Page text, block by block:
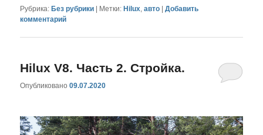
Рубрика: Без рубрики | Метки: Hilux ,авто |Добавить
комментарий
Hilux V8. Часть 2. Стройка.
Опубликовано09.07.2020